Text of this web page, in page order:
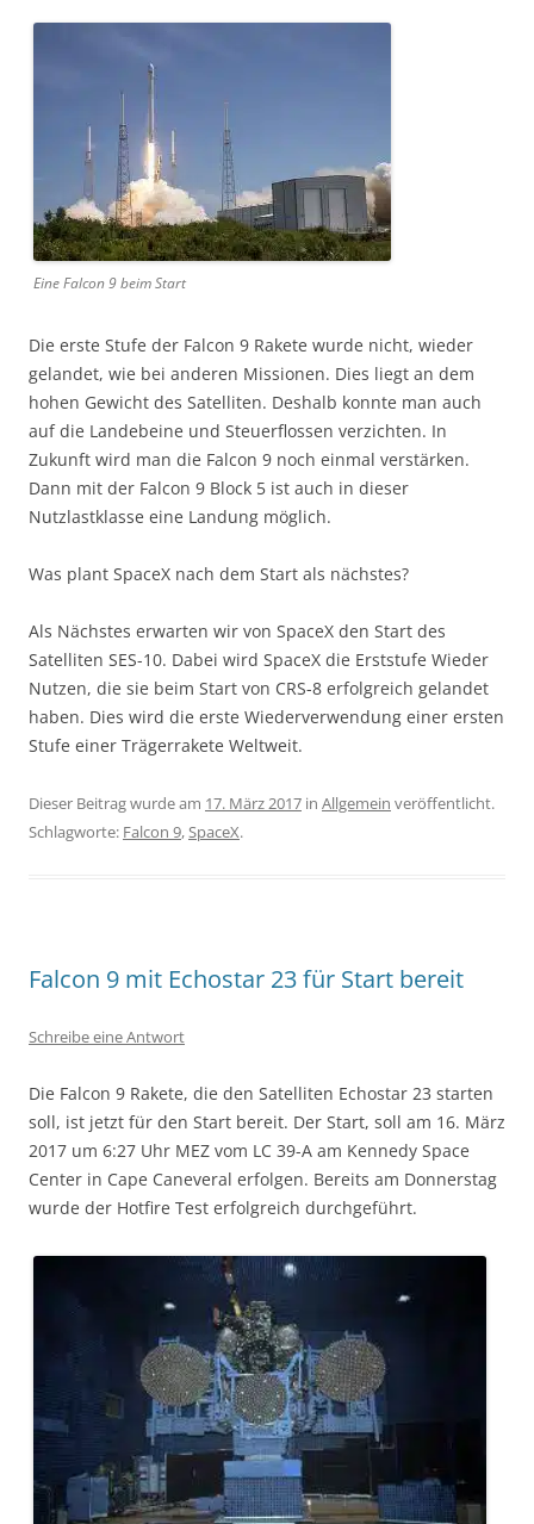
Eine Falcon 9 beim Start
Die erste Stufe der Falcon 9 Rakete wurde nicht, wieder
gelandet, wie bei anderen Missionen. Dies liegt an dem
hohen Gewicht des Satelliten. Deshalb konnte man auch
auf die Landebeine und Steuerflossen verzichten. In
Zukunft wird man die Falcon 9 noch einmal verstärken.
Dann mit der Falcon 9 Block 5 ist auch in dieser
Nutzlastklasse eine Landung möglich.
Was plant SpaceX nach dem Start als nächstes?
Als Nächstes erwarten wir von SpaceX den Start des
Satelliten SES-10. Dabei wird SpaceX die Erststufe Wieder
Nutzen, die sie beim Start von CRS-8 erfolgreich gelandet
haben. Dies wird die erste Wiederverwendung einer ersten
Stufe einer Trägerrakete Weltweit.
Dieser Beitrag wurde am 17. März 2017 in Allgemein veröffentlicht.
Schlagworte: Falcon 9,SpaceX.
Falcon 9 mit Echostar 23 für Start bereit
Schreibe eine Antwort
Die Falcon 9 Rakete, die den Satelliten Echostar 23 starten
soll, ist jetzt für den Start bereit. Der Start, soll am 16. März
2017 um 6:27 Uhr MEZ vom LC 39-A am Kennedy Space
Center in Cape Caneveral erfolgen. Bereits am Donnerstag
wurde der Hotfire Test erfolgreich durchgeführt.